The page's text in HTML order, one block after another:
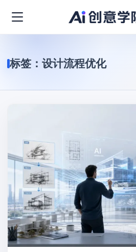
标签： 设计流程优化